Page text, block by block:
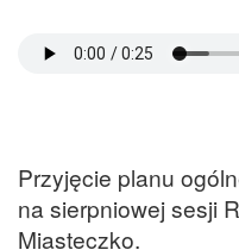
Przyjęcie planu
na sierpniowej sesji
Miasteczko.